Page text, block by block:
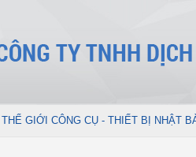
THẾ GIỚI CÔNG CỤ - THIẾT BỊ NHẬT